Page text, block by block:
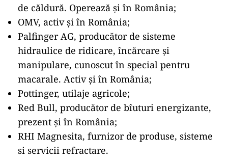
de căldură. Operează și în România;
OMV, activ și în România;
Palfinger AG, producător de sisteme
hidraulice de ridicare, încărcare și
manipulare, cunoscut în special pentru
macarale. Activ și în România;
Pottinger, utilaje agricole;
Red Bull, producător de bîuturi energizante,
prezent și în România;
RHI Magnesita, furnizor de produse, sisteme
si servicii refractare.